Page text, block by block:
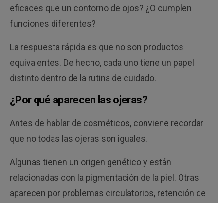
eficaces que un contorno de ojos? ¿O cumplen
funciones diferentes?
La respuesta rápida es que no son productos
equivalentes. De hecho, cada uno tiene un papel
distinto dentro de la rutina de cuidado.
¿Por qué aparecen las ojeras?
Antes de hablar de cosméticos, conviene recordar
que no todas las ojeras son iguales.
Algunas tienen un origen genético y están
relacionadas con la pigmentación de la piel. Otras
aparecen por problemas circulatorios, retención de